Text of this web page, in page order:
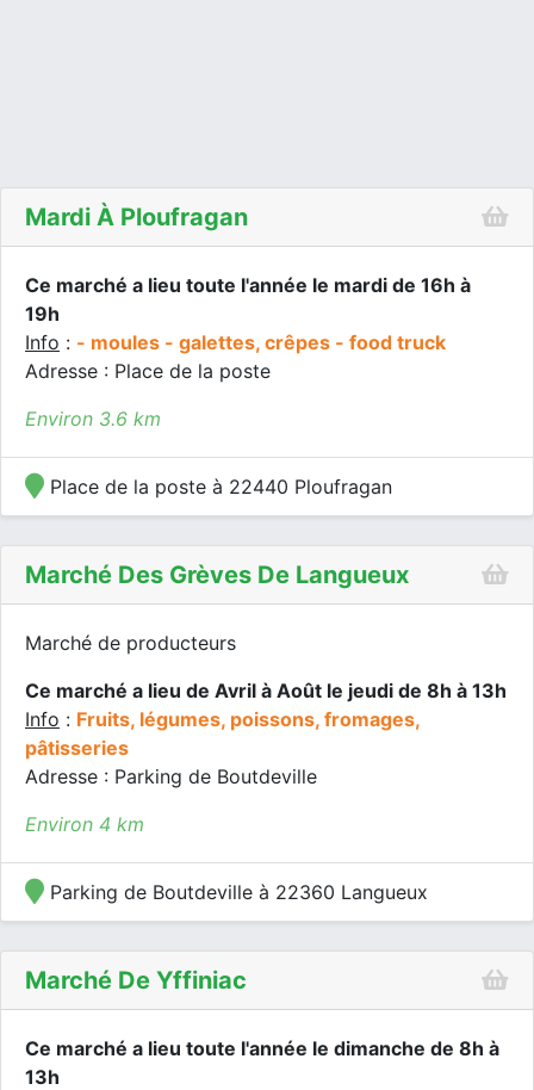
Mardi À Ploufragan
Ce marché a lieu toute l'année le mardi de 16h à
19h
Info : - moules - galettes, crêpes - food truck
Adresse : Place de la poste
Environ 3.6 km
Place de la poste à 22440 Ploufragan
Marché Des Grèves De Langueux
Marché de producteurs
Ce marché a lieu de Avril à Août le jeudi de 8h à 13h
Info : Fruits, légumes, poissons, fromages,
pâtisseries
Adresse : Parking de Boutdeville
Environ 4 km
Parking de Boutdeville à 22360 Langueux
Marché De Yffiniac
Ce marché a lieu toute l'année le dimanche de 8h à
13h